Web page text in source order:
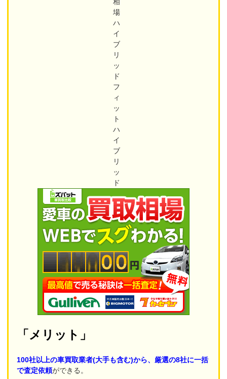
「メリット」
100社以上の車買取業者(大手も含む)から、厳選の8社に一括
で査定依頼ができる。